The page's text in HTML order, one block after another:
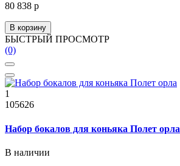
80 838 р
В корзину
БЫСТРЫЙ ПРОСМОТР
(0)
1
105626
Набор бокалов для коньяка Полет орла
В наличии